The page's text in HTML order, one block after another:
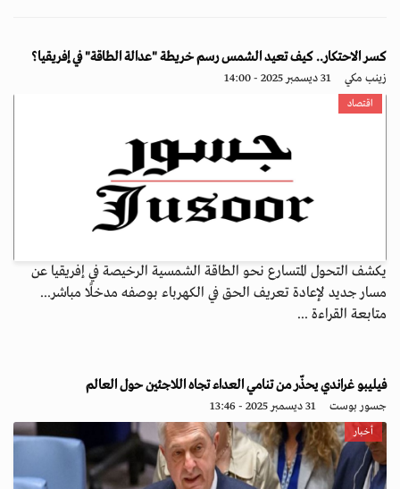
كسر الاحتكار.. كيف تعيد الشمس رسم خريطة "عدالة الطاقة" في إفريقيا؟
زينب مكي 31 ديسمبر 2025 - 14:00
اقتصاد
يكشف التحول المتسارع نحو الطاقة الشمسية الرخيصة في إفريقيا عن
مسار جديد لإعادة تعريف الحق في الكهرباء بوصفه مدخلًا مباشر...
متابعة القراءة ...
فيليبو غراندي يحذّر من تنامي العداء تجاه اللاجئين حول العالم
جسور بوست 31 ديسمبر 2025 - 13:46
أخبار